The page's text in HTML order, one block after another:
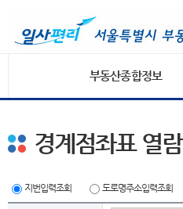
부동산종합정보
경계점좌표 열람
지번입력조회 도로명주소입력조회